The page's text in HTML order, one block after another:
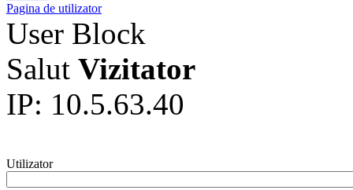
Pagina de utilizator
User Block
Salut Vizitator
IP: 10.5.63.40
Utilizator